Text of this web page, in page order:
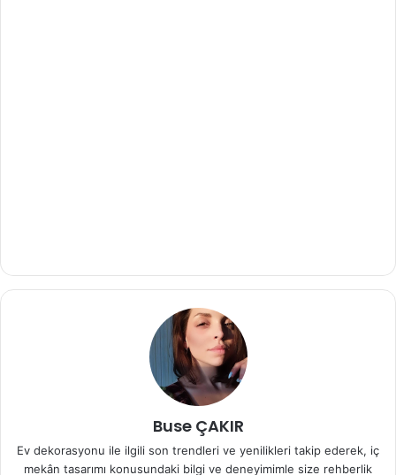
Buse ÇAKIR
Ev dekorasyonu ile ilgili son trendleri ve yenilikleri takip ederek, iç
mekân tasarımı konusundaki bilgi ve deneyimimle size rehberlik